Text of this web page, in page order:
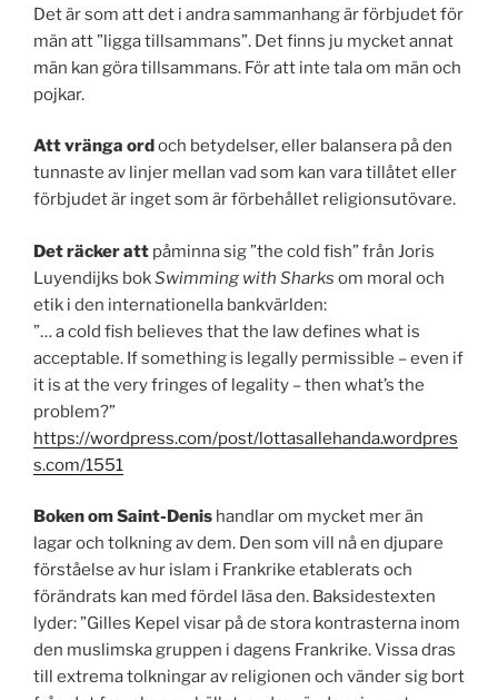
Det är som att det i andra sammanhang är förbjudet för
män att ”ligga tillsammans”. Det finns ju mycket annat
män kan göra tillsammans. För att inte tala om män och
pojkar.
Att vränga ordoch betydelser, eller balansera på den
tunnaste av linjer mellan vad som kan vara tillåtet eller
förbjudet är inget som är förbehållet religionsutövare.
Det räcker att påminna sig ”the cold fish” från Joris
Luyendijks bokSwimming with Sharks om moral och
etik i den internationella bankvärlden:
”… a cold fish believes that the law defines what is
acceptable. If something is legally permissible – even if
it is at the very fringes of legality – then what’s the
problem?”
https://wordpress.com/post/lottasallehanda.wordpres
s.com/1551
Boken om Saint-Denis handlar om mycket mer än
lagar och tolkning av dem. Den som vill nå en djupare
förståelse av hur islam i Frankrike etablerats och
förändrats kan med fördel läsa den. Baksidestexten
lyder: ”Gilles Kepel visar på de stora kontrasterna inom
den muslimska gruppen i dagens Frankrike. Vissa dras
till extrema tolkningar av religionen och vänder sig bort